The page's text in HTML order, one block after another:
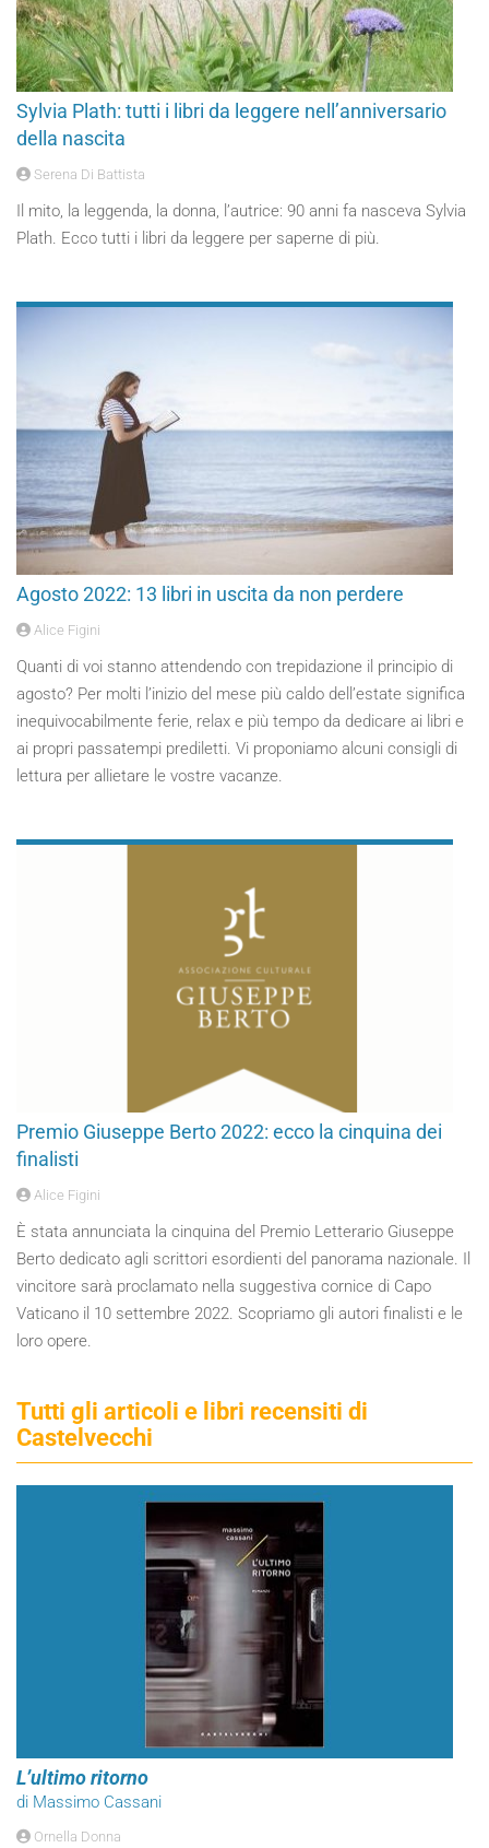
Sylvia Plath: tutti i libri da leggere nell’anniversario
della nascita
Serena Di Battista
Il mito, la leggenda, la donna, l’autrice: 90 anni fa nasceva Sylvia
Plath. Ecco tutti i libri da leggere per saperne di più.
Agosto 2022: 13 libri in uscita da non perdere
Alice Figini
Quanti di voi stanno attendendo con trepidazione il principio di
agosto? Per molti l’inizio del mese più caldo dell’estate significa
inequivocabilmente ferie, relax e più tempo da dedicare ai libri e
ai propri passatempi prediletti. Vi proponiamo alcuni consigli di
lettura per allietare le vostre vacanze.
Premio Giuseppe Berto 2022: ecco la cinquina dei
finalisti
Alice Figini
È stata annunciata la cinquina del Premio Letterario Giuseppe
Berto dedicato agli scrittori esordienti del panorama nazionale. Il
vincitore sarà proclamato nella suggestiva cornice di Capo
Vaticano il 10 settembre 2022. Scopriamo gli autori finalisti e le
loro opere.
Tutti gli articoli e libri recensiti di
Castelvecchi
L’ultimo ritorno
di Massimo Cassani
Ornella Donna